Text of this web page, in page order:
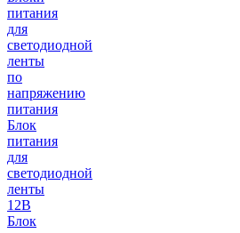
питания
для
светодиодной
ленты
по
напряжению
питания
Блок
питания
для
светодиодной
ленты
12В
Блок